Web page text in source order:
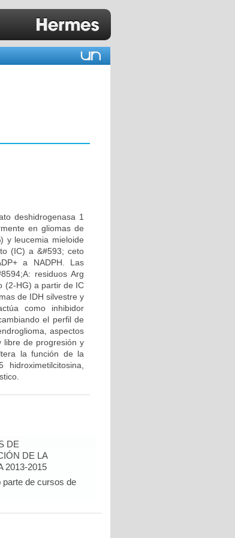
deshidrogenasa 1
en gliomas de
y leucemia mieloide
(IC) a &#593; ceto
a NADPH. Las
residuos Arg
(2-HG) a partir de IC
de IDH silvestre y
como inhibidor
el perfil de
aspectos
libre de progresión y
la función de la
DE
DE LA
2013-2015
de cursos de